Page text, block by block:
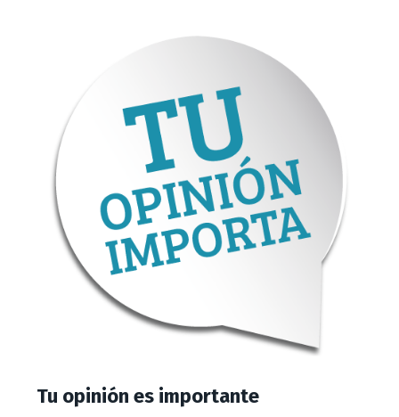
Tu opinión es importante